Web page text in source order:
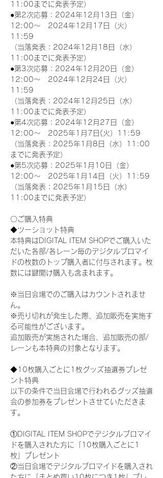
11:00までに発表予定）
●第2次応募：2024年12月13日（金）
12:00～　2024年12月17日（火）
11:59
（当落発表：2024年12月18日（水）
11:00までに発表予定）
●第3次応募：2024年12月20日（金）
12:00～　2024年12月24日（火）
11:59
（当落発表：2024年12月25日（水）
11:00までに発表予定）
●第4次応募：2024年12月27日（金）
12:00～　2025年1月7日(火）11:59
（当落発表：2025年1月8日（水）11:00
までに発表予定）
●第5次応募：2025年1月10日（金）
12:00～　2025年1月14日（火）11:59
（当落発表：2025年1月15日（水）
11:00までに発表予定）
〇ご購入特典
◆ツーショット特典
本特典はDIGITAL ITEM SHOPでご購入いた
だいた各部/各レーン毎のデジタルブロマイ
ドの枚数のトップ購入者に付与されます。枚
数には鍵開け購入も含まれます。
※当日会場でのご購入はカウントされませ
ん。
※売り切れが発生した際、追加販売を実施す
る可能性がございます。
追加販売が実施された場合、追加販売の部/
レーンも本特典の対象となります。
◆10枚購入ごとに1枚グッズ抽選券プレゼ
ント特典
以下の条件で当日会場で行われるグッズ抽選
会の参加券をプレゼントさせていただきま
す。
①DIGITAL ITEM SHOPでデジタルブロマイ
ドを購入された方に「10枚購入ごとに1
枚」プレゼント
②当日会場でデジタルブロマイドを購入され